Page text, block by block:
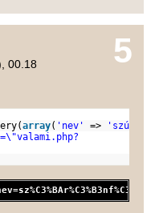
5
00.18
array( 'nev' =>